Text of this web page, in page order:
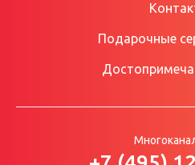
Подарочные